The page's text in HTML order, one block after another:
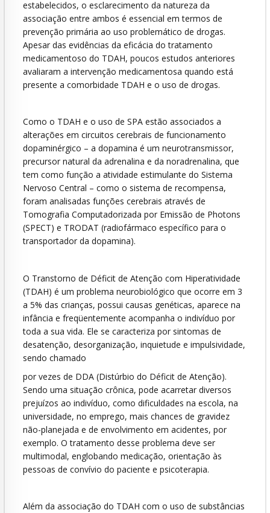
estabelecidos, o esclarecimento da natureza da
associação entre ambos é essencial em termos de
prevenção primária ao uso problemático de drogas.
Apesar das evidências da eficácia do tratamento
medicamentoso do TDAH, poucos estudos anteriores
avaliaram a intervenção medicamentosa quando está
presente a comorbidade TDAH e o uso de drogas.
Como o TDAH e o uso de SPA estão associados a
alterações em circuitos cerebrais de funcionamento
dopaminérgico – a dopamina é um neurotransmissor,
precursor natural da adrenalina e da noradrenalina, que
tem como função a atividade estimulante do Sistema
Nervoso Central – como o sistema de recompensa,
foram analisadas funções cerebrais através de
Tomografia Computadorizada por Emissão de Photons
(SPECT) e TRODAT (radiofármaco específico para o
transportador da dopamina).
O Transtorno de Déficit de Atenção com Hiperatividade
(TDAH) é um problema neurobiológico que ocorre em 3
a 5% das crianças, possui causas genéticas, aparece na
infância e freqüentemente acompanha o indivíduo por
toda a sua vida. Ele se caracteriza por sintomas de
desatenção, desorganização, inquietude e impulsividade,
sendo chamado
por vezes de DDA (Distúrbio do Déficit de Atenção).
Sendo uma situação crônica, pode acarretar diversos
prejuízos ao indivíduo, como dificuldades na escola, na
universidade, no emprego, mais chances de gravidez
não-planejada e de envolvimento em acidentes, por
exemplo. O tratamento desse problema deve ser
multimodal, englobando medicação, orientação às
pessoas de convívio do paciente e psicoterapia.
Além da associação do TDAH com o uso de substâncias